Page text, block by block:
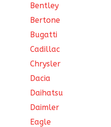
Bentley
Bertone
Bugatti
Cadillac
Chrysler
Dacia
Daihatsu
Daimler
Eagle